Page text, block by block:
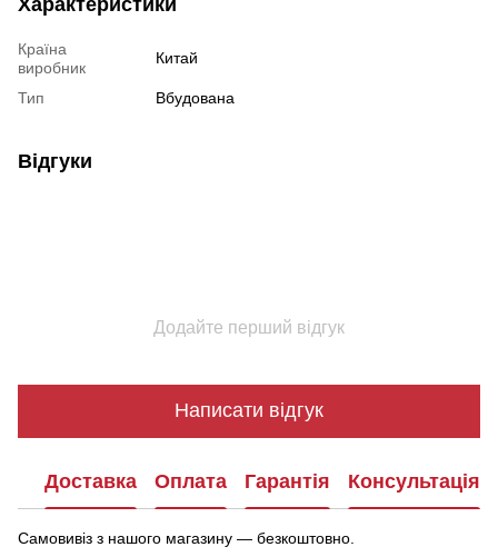
Країна
виробник
Китай
Тип Вбудована
Відгуки
Додайте перший відгук
Написати відгук
Доставка Оплата Гарантія Консультація
Самовивіз з нашого магазину — безкоштовно.